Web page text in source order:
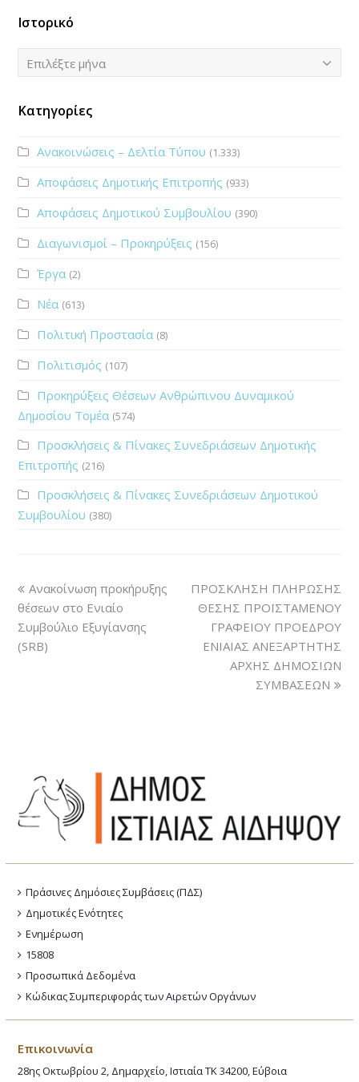
Ιστορικό
Ιστορικό
Επιλέξτε μήνα
Κατηγορίες
Ανακοινώσεις – Δελτία Τύπου (1.333)
Αποφάσεις Δημοτικής Επιτροπής (933)
Αποφάσεις Δημοτικού Συμβουλίου (390)
Διαγωνισμοί – Προκηρύξεις (156)
Έργα (2)
Νέα (613)
Πολιτική Προστασία (8)
Πολιτισμός (107)
Προκηρύξεις Θέσεων Ανθρώπινου Δυναμικού
Δημοσίου Τομέα (574)
Προσκλήσεις & Πίνακες Συνεδριάσεων Δημοτικής
Επιτροπής (216)
Προσκλήσεις & Πίνακες Συνεδριάσεων Δημοτικού
Συμβουλίου (380)
Ανακοίνωση προκήρυξης
θέσεων στο Ενιαίο
Συμβούλιο Εξυγίανσης
(SRB)
ΠΡΟΣΚΛΗΣΗ ΠΛΗΡΩΣΗΣ
ΘΕΣΗΣ ΠΡΟΪΣΤΑΜΕΝΟΥ
ΓΡΑΦΕΙΟΥ ΠΡΟΕΔΡΟΥ
ΕΝΙΑΙΑΣ ΑΝΕΞΑΡΤΗΤΗΣ
ΑΡΧΗΣ ΔΗΜΟΣΙΩΝ
ΣΥΜΒΑΣΕΩΝ
Πράσινες Δημόσιες Συμβάσεις (ΠΔΣ)
Δημοτικές Ενότητες
Ενημέρωση
15808
Προσωπικά Δεδομένα
Κώδικας Συμπεριφοράς των Αιρετών Οργάνων
Επικοινωνία
28ης Οκτωβρίου 2, Δημαρχείο, Ιστιαία ΤΚ 34200, Εύβοια